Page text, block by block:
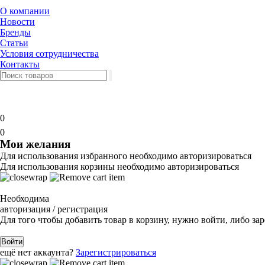
О компании
Новости
Бренды
Статьи
Условия сотрудничества
Контакты
0
0
Мои желания
Для использования избранного необходимо авторизироваться
Для использования корзины необходимо авторизироваться
Необходима
авторизация / регистрация
Для того чтобы добавить товар в корзину, нужно войти, либо
Войти
ещё нет аккаунта? Зарегистрироваться